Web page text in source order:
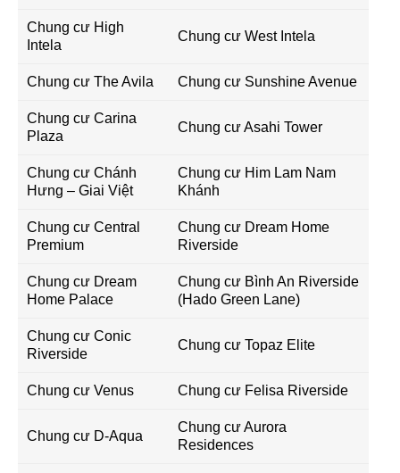
Chung cư High
Intela
Chung cư West Intela
Chung cư The Avila Chung cư Sunshine Avenue
Chung cư Carina
Plaza
Chung cư Asahi Tower
Chung cư Chánh
Hưng – Giai Việt
Chung cư Him Lam Nam
Khánh
Chung cư Central
Premium
Chung cư Dream Home
Riverside
Chung cư Dream
Home Palace
Chung cư Bình An Riverside
(Hado Green Lane)
Chung cư Conic
Riverside
Chung cư Topaz Elite
Chung cư Venus Chung cư Felisa Riverside
Chung cư D-Aqua
Chung cư Aurora
Residences